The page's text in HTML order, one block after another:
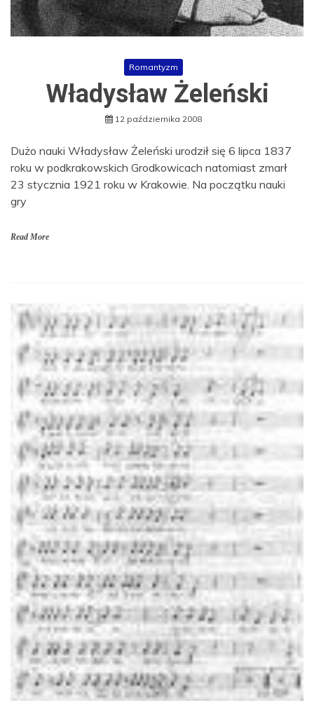
Romantyzm
Władysław Żeleński
12 października 2008
Dużo nauki Władysław Żeleński urodził się 6 lipca 1837
roku w podkrakowskich Grodkowicach natomiast zmarł
23 stycznia 1921 roku w Krakowie. Na początku nauki
gry
Read More